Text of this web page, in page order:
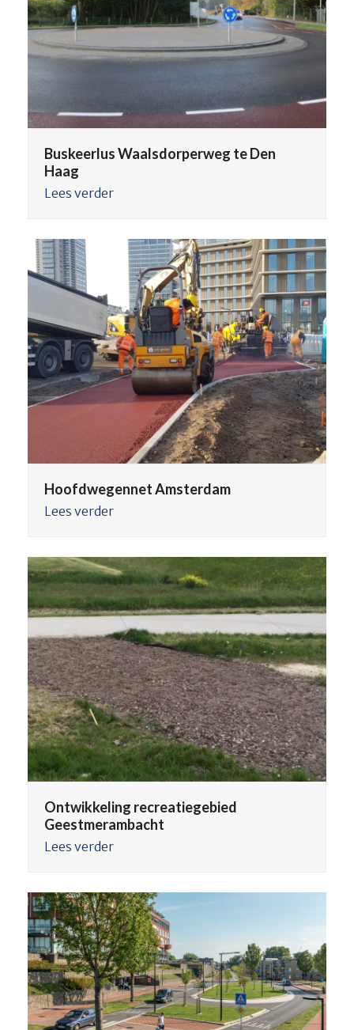
Buskeerlus Waalsdorperweg te Den
Haag
Lees verder
Hoofdwegennet Amsterdam
Lees verder
Ontwikkeling recreatiegebied
Geestmerambacht
Lees verder